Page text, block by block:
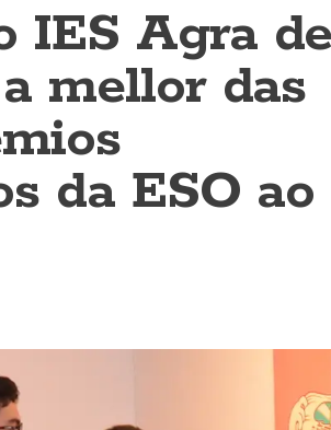
IES Agra de
mellor das
da ESO ao